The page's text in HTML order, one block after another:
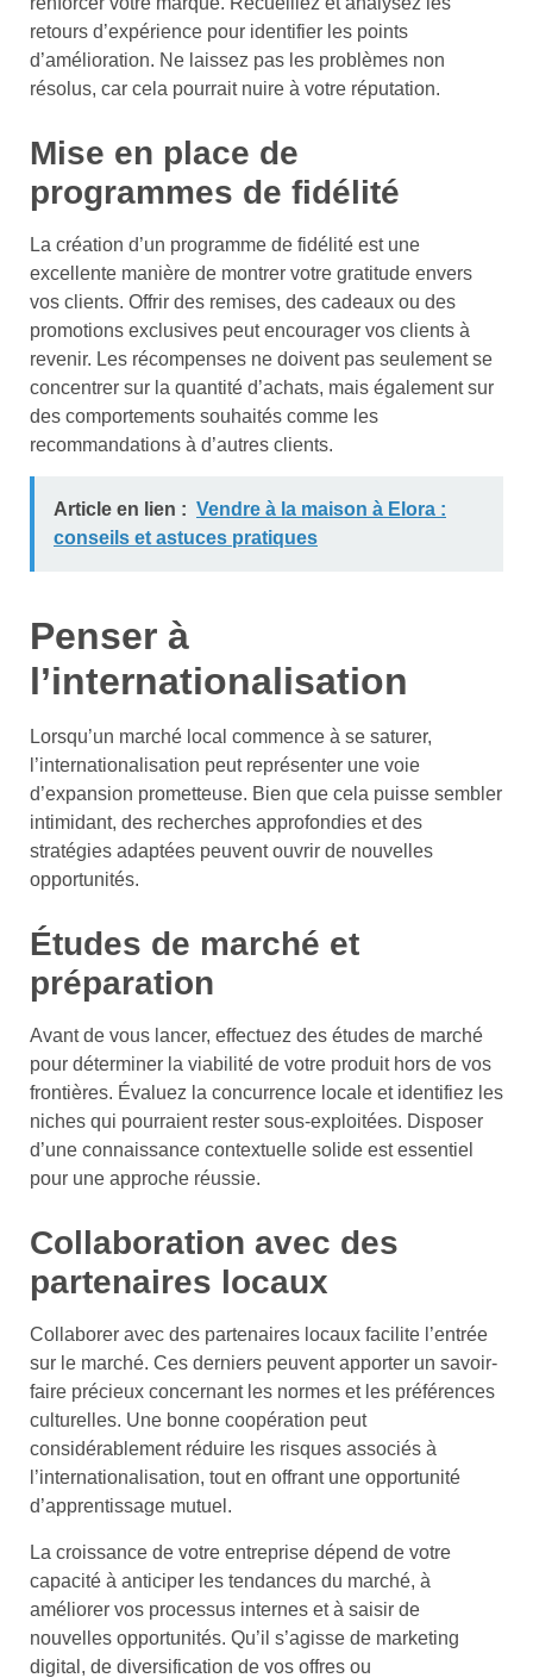
retours d’expérience pour identifier les points
d’amélioration. Ne laissez pas les problèmes non
résolus, car cela pourrait nuire à votre réputation.
Mise en place de
programmes de fidélité
La création d’un programme de fidélité est une
excellente manière de montrer votre gratitude envers
vos clients. Offrir des remises, des cadeaux ou des
promotions exclusives peut encourager vos clients à
revenir. Les récompenses ne doivent pas seulement se
concentrer sur la quantité d’achats, mais également sur
des comportements souhaités comme les
recommandations à d’autres clients.
Article en lien : Vendre à la maison à Elora :
conseils et astuces pratiques
Penser à
l’internationalisation
Lorsqu’un marché local commence à se saturer,
l’internationalisation peut représenter une voie
d’expansion prometteuse. Bien que cela puisse sembler
intimidant, des recherches approfondies et des
stratégies adaptées peuvent ouvrir de nouvelles
opportunités.
Études de marché et
préparation
Avant de vous lancer, effectuez des études de marché
pour déterminer la viabilité de votre produit hors de vos
frontières. Évaluez la concurrence locale et identifiez les
niches qui pourraient rester sous-exploitées. Disposer
d’une connaissance contextuelle solide est essentiel
pour une approche réussie.
Collaboration avec des
partenaires locaux
Collaborer avec des partenaires locaux facilite l’entrée
sur le marché. Ces derniers peuvent apporter un savoir-
faire précieux concernant les normes et les préférences
culturelles. Une bonne coopération peut
considérablement réduire les risques associés à
l’internationalisation, tout en offrant une opportunité
d’apprentissage mutuel.
La croissance de votre entreprise dépend de votre
capacité à anticiper les tendances du marché, à
améliorer vos processus internes et à saisir de
nouvelles opportunités. Qu’il s’agisse de marketing
digital, de diversification de vos offres ou